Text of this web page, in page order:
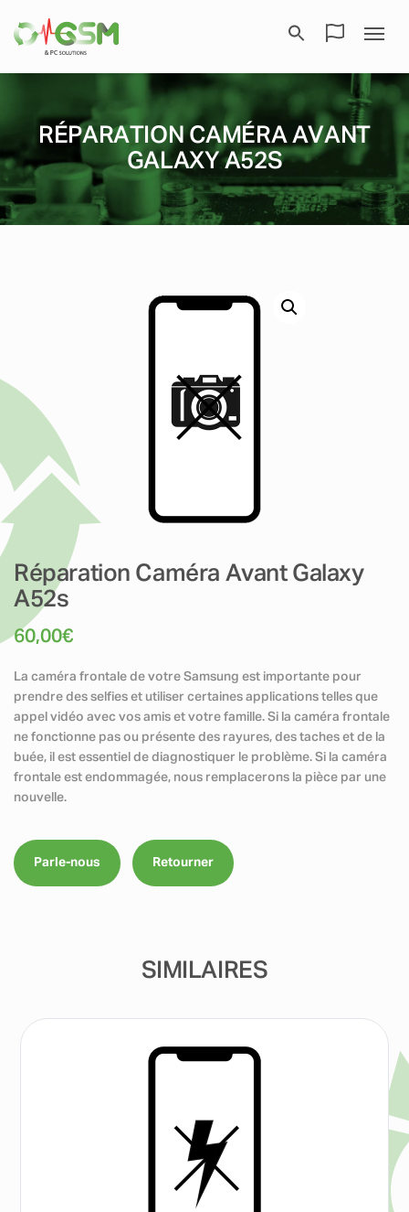
RÉPARATION CAMÉRA AVANT
GALAXY A52S
Réparation Caméra Avant Galaxy
A52s
60,00€
La caméra frontale de votre Samsung est importante pour
prendre des selfies et utiliser certaines applications telles que
appel vidéo avec vos amis et votre famille. Si la caméra frontale
ne fonctionne pas ou présente des rayures, des taches et de la
buée, il est essentiel de diagnostiquer le problème. Si la caméra
frontale est endommagée, nous remplacerons la pièce par une
nouvelle.
Parle-nous Retourner
SIMILAIRES